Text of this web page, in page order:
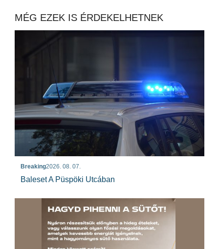
MÉG EZEK IS ÉRDEKELHETNEK
Breaking2026. 08. 07.
Baleset A Püspöki Utcában